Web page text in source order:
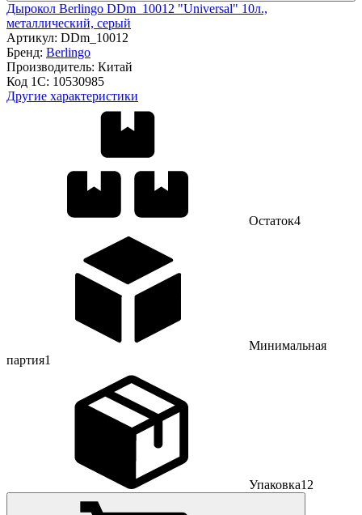
Дырокол Berlingo DDm_10012 "Universal" 10л.,
металлический, серый
Артикул: DDm_10012
Бренд: Berlingo
Производитель: Китай
Код 1С: 10530985
Другие характеристики
Остаток4
Минимальная
партия1
Упаковка12